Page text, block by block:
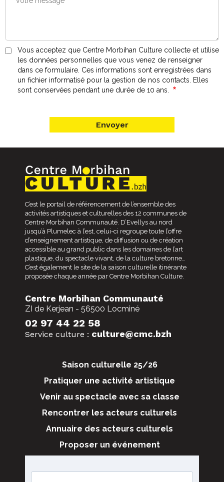
Vous acceptez que Centre Morbihan Culture collecte et utilise
les données personnelles que vous venez de renseigner
dans ce formulaire. Ces informations sont enregistrées dans
un fichier informatisé pour la gestion de nos contacts. Elles
sont conservées pendant une durée de 10 ans.
C’est le portail de référencement de l’ensemble des
activités artistiques et culturelles des 12 communes de
Centre Morbihan Communauté. D’Evellys au nord
jusqu’à Plumelec à l’est, celui-ci regroupe toute l’offre
d’enseignement artistique, de diffusion ou de création
accessible au grand public dans les domaines de l’art
plastique, du spectacle vivant, de la culture bretonne…
C’est également le site de la saison culturelle itinérante
proposée chaque année par Centre Morbihan Culture.
Centre Morbihan Communauté
ZI de Kerjean - 56500 Locminé
02 97 44 22 58
Service culture : culture@cmc.bzh
Saison culturelle 25/26
Pratiquer une activité artistique
Venir au spectacle avec sa classe
Rencontrer les acteurs culturels
Annuaire des acteurs culturels
Proposer un événement